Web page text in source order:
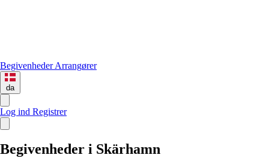
BegivenhederArrangører
da
Log ind Registrer
Begivenheder i Skärhamn